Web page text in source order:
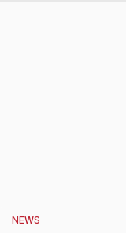
NEWS